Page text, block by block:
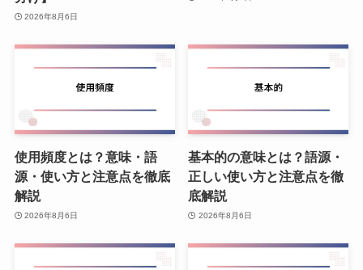
2026年8月6日
使用頻度とは？意味・語
源・使い方と注意点を徹底
解説
2026年8月6日
基本的の意味とは？語源・
正しい使い方と注意点を徹
底解説
2026年8月6日